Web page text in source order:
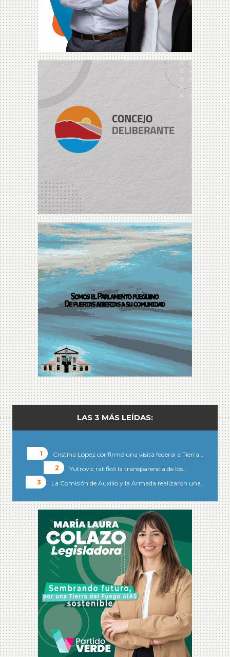
LAS 3 MÁS LEÍDAS:
Cristina López confirmó una visita federal a Tierra…
Yutrovic ratificó la transparencia de los…
La Comisión de Auxilio y la Armada realizaron una…